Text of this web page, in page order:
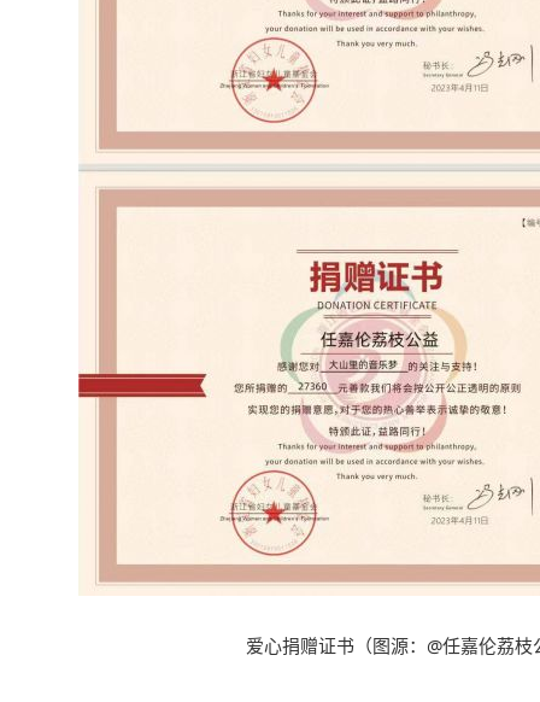
爱心捐赠证书（图源：@任嘉伦荔枝